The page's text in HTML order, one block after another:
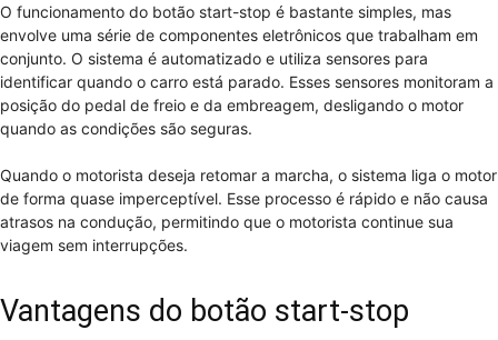
O funcionamento do botão start-stop é bastante simples, mas
envolve uma série de componentes eletrônicos que trabalham em
conjunto. O sistema é automatizado e utiliza sensores para
identificar quando o carro está parado. Esses sensores monitoram a
posição do pedal de freio e da embreagem, desligando o motor
quando as condições são seguras.
Quando o motorista deseja retomar a marcha, o sistema liga o motor
de forma quase imperceptível. Esse processo é rápido e não causa
atrasos na condução, permitindo que o motorista continue sua
viagem sem interrupções.
Vantagens do botão start-stop